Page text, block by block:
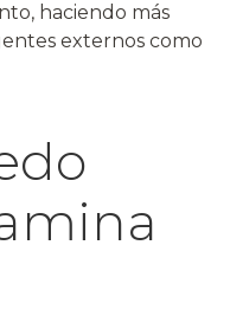
haciendo más
externos como